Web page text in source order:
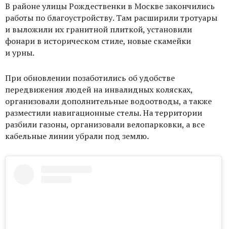
В районе улицы Рождественки в Москве закончились
работы по благоустройству. Там расширили тротуары
и выложили их гранитной плиткой, установили
фонари в историческом стиле, новые скамейки
и урны.
При обновлении позаботились об удобстве
передвижения людей на инвалидных колясках,
организовали дополнительные водоотводы, а также
разместили навигационные стелы. На территории
разбили газоны, организовали велопарковки, а все
кабельные линии убрали под землю.